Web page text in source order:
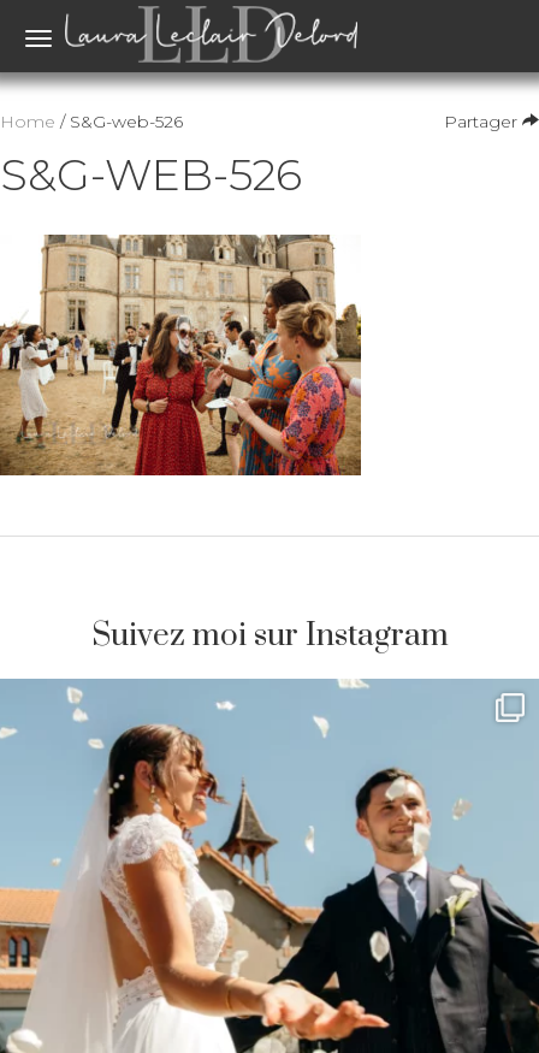
Toggle
Partager
Home / S&G-web-526
S&G-WEB-526
Suivez moi sur Instagram